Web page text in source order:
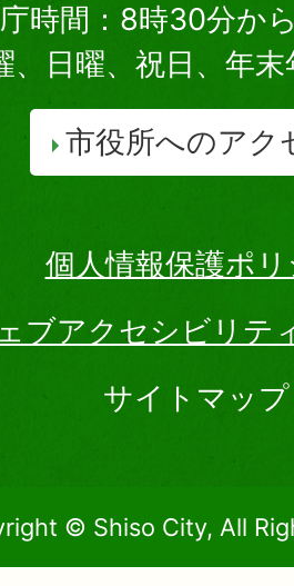
時間：8時30分か
、日曜、祝日、年
市役所へのアク
個人情報保護ポ
ブアクセシビリテ
サイトマップ
© Shiso City, All